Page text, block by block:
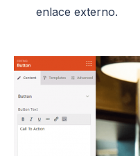
enlace externo.